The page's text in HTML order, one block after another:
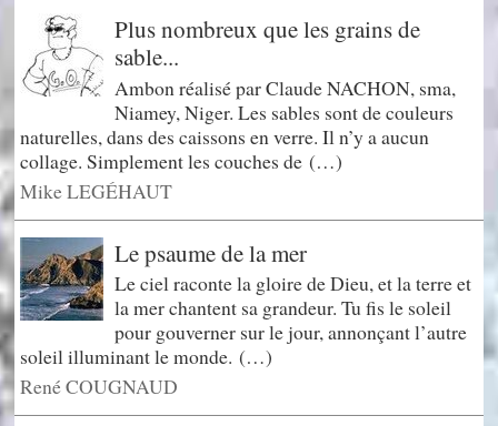
Plus nombreux que les grains de
sable...
Ambon réalisé par Claude NACHON, sma,
Niamey, Niger. Les sables sont de couleurs
naturelles, dans des caissons en verre. Il n’y a aucun
collage. Simplement les couches de (…)
Mike LEGÉHAUT
Le psaume de la mer
Le ciel raconte la gloire de Dieu, et la terre et
la mer chantent sa grandeur. Tu fis le soleil
pour gouverner sur le jour, annonçant l’autre
soleil illuminant le monde. (…)
René COUGNAUD